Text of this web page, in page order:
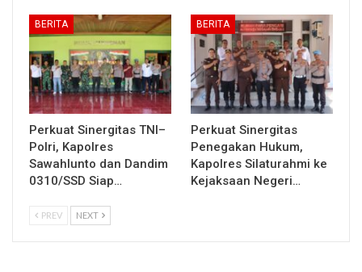
BERITA
Perkuat Sinergitas TNI–
Polri, Kapolres
Sawahlunto dan Dandim
0310/SSD Siap…
BERITA
Perkuat Sinergitas
Penegakan Hukum,
Kapolres Silaturahmi ke
Kejaksaan Negeri…
PREV NEXT